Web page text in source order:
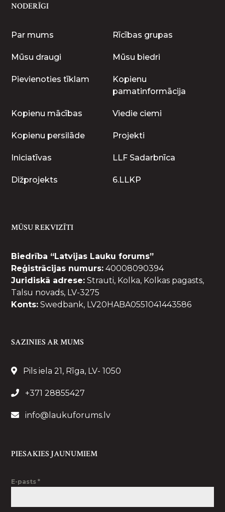
NODERĪGI
Par mums Rīcības grupas
Mūsu draugi Mūsu biedri
Pievienoties tīklam
Kopienu
pamatinformācija
Kopienu mācības Viedie ciemi
Kopienu persilāde Projekti
Iniciatīvas LLF Sadarbnīca
Dižprojekts 6.LLKP
MŪSU REKVIZĪTI
Biedrība “Latvijas Lauku forums”
Reģistrācijas numurs: 40008090394
Juridiskā adrese: Strauti, Kolka, Kolkas pagasts,
Talsu novads, LV-3275
Konts: Swedbank, LV20HABA0551041443586
SAZINIES AR MUMS
Pils iela 21, Rīga, LV- 1050
+371 28855427
info@laukuforums.lv
PIESAKIES JAUNUMIEM
E-pasts*